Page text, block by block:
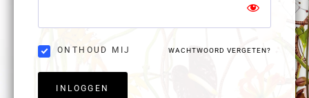
ONTHOUD MIJ WACHTWOORD VERGETEN?
INLOGGEN